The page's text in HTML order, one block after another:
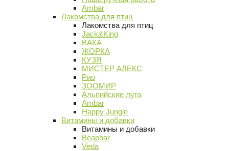
Ambar
Лакомства для птиц
Лакомства для птиц
Jack&King
ВАКА
ЖОРКА
КУЗЯ
МИСТЕР АЛЕКС
Рио
ЗООМИР
Альпийские луга
Ambar
Happy Jungle
Витамины и добавки
Витамины и добавки
Beaphar
Veda